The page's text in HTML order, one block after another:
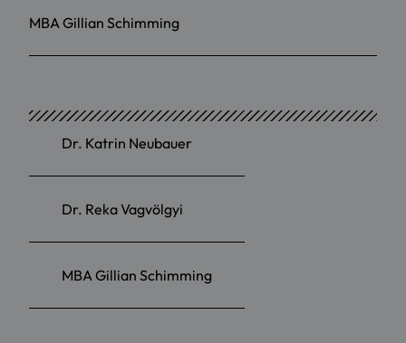
MBA Gillian Schimming
Dr. Katrin Neubauer
Dr. Reka Vagvölgyi
MBA Gillian Schimming